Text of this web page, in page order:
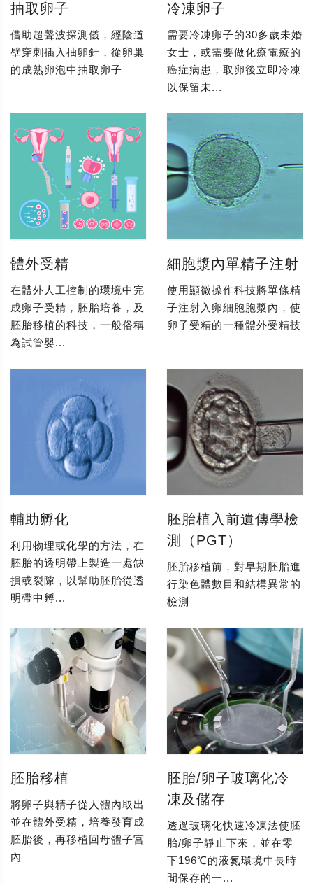
抽取卵子
借助超聲波探測儀，經陰道
壁穿刺插入抽卵針，從卵巢
的成熟卵泡中抽取卵子
冷凍卵子
需要冷凍卵子的30多歲未婚
女士，或需要做化療電療的
癌症病患，取卵後立即冷凍
以保留未...
體外受精
在體外人工控制的環境中完
成卵子受精，胚胎培養，及
胚胎移植的科技，一般俗稱
為試管嬰...
細胞漿內單精子注射
使用顯微操作科技將單條精
子注射入卵細胞胞漿內，使
卵子受精的一種體外受精技
輔助孵化
利用物理或化學的方法，在
胚胎的透明帶上製造一處缺
損或裂隙，以幫助胚胎從透
明帶中孵...
胚胎植入前遺傳學檢
測（PGT）
胚胎移植前，對早期胚胎進
行染色體數目和結構異常的
檢測
胚胎移植
將卵子與精子從人體內取出
並在體外受精，培養發育成
胚胎後，再移植回母體子宮
內
胚胎/卵子玻璃化冷
凍及儲存
透過玻璃化快速冷凍法使胚
胎/卵子靜止下來，並在零
下196℃的液氮環境中長時
間保存的一...